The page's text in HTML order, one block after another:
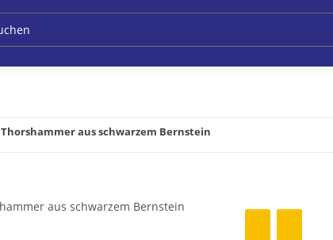
Thorshammer aus schwarzem Bernstein